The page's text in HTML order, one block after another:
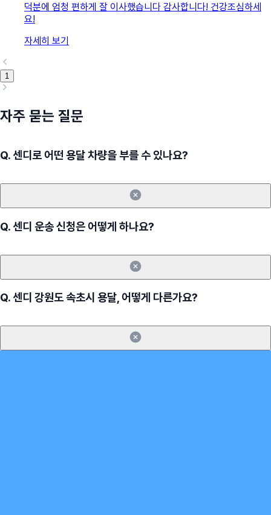
덕분에 엄청 편하게 잘 이사했습니다 감사합니다! 건강조심하세
요!
자세히 보기
1
자주 묻는 질문
Q.센디로 어떤 용달 차량을 부를 수 있나요?
Q.센디 운송 신청은 어떻게 하나요?
Q.센디 강원도 속초시 용달, 어떻게 다른가요?